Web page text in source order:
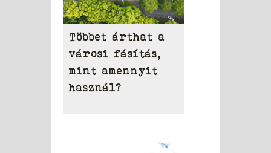
Többet árthat a
városi fásítás,
mint amennyit
használ?